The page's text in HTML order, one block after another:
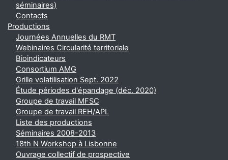
séminaires)
Contacts
Productions
Journées Annuelles du RMT
Webinaires Circularité territoriale
Bioindicateurs
Consortium AMG
Grille volatilisation Sept. 2022
Étude périodes d'épandage (déc. 2020)
Groupe de travail MFSC
Groupe de travail REH/APL
Liste des productions
Séminaires 2008-2013
18th N Workshop à Lisbonne
Ouvrage collectif de prospective